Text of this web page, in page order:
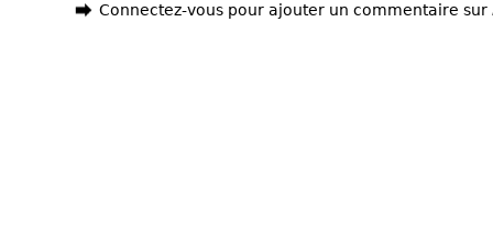
Connectez-vous pour ajouter un commentaire sur